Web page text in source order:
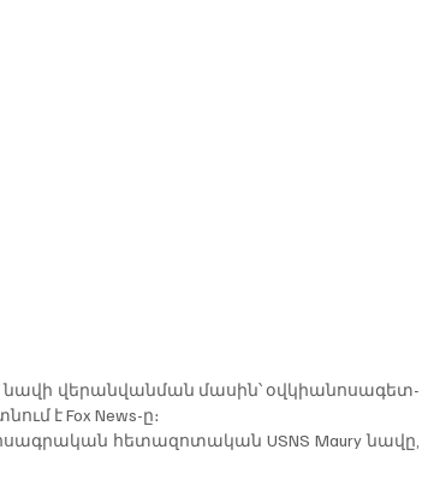
նավի վերանվանման մասին՝ օվկիանոսագետ-
է Fox News-ը։
հետազոտական USNS Maury նավը,